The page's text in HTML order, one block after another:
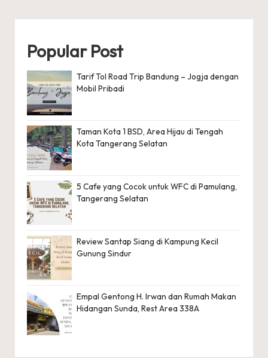
Popular Post
Tarif Tol Road Trip Bandung – Jogja dengan
Mobil Pribadi
Taman Kota 1 BSD, Area Hijau di Tengah
Kota Tangerang Selatan
5 Cafe yang Cocok untuk WFC di Pamulang,
Tangerang Selatan
Review Santap Siang di Kampung Kecil
Gunung Sindur
Empal Gentong H. Irwan dan Rumah Makan
Hidangan Sunda, Rest Area 338A